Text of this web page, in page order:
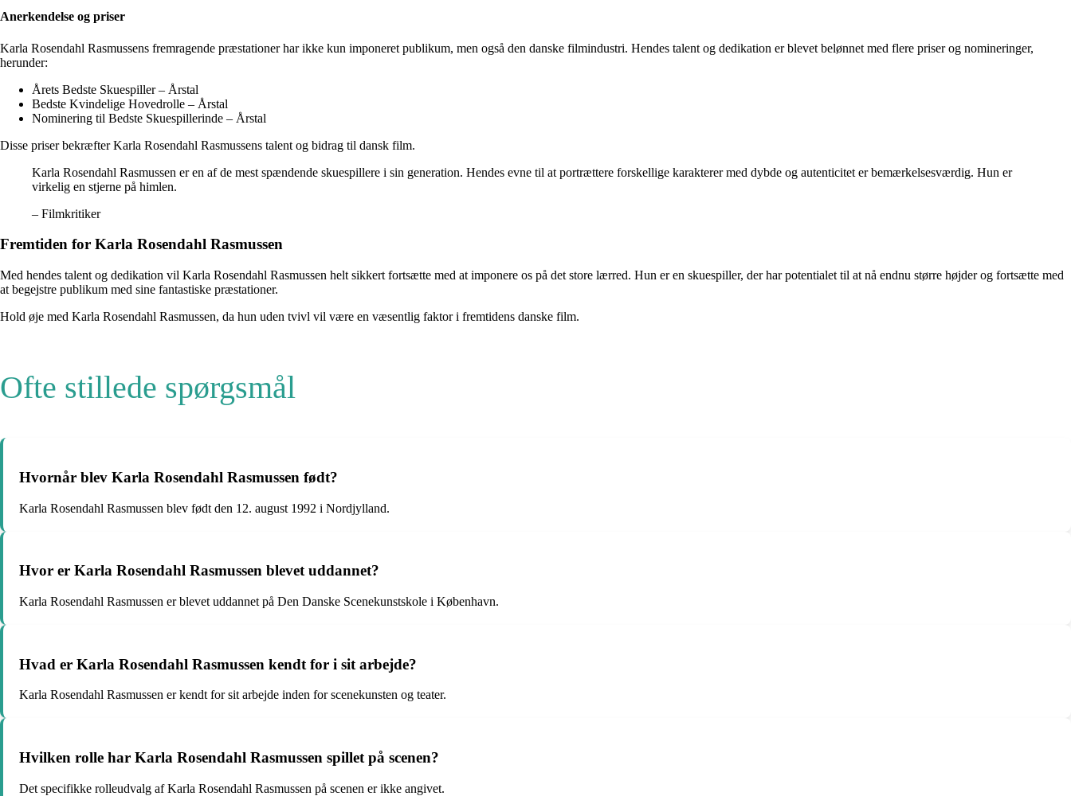
Anerkendelse og priser
Karla Rosendahl Rasmussens fremragende præstationer har ikke kun imponeret publikum, men også den danske filmindustri. Hendes talent og dedikation er blevet belønnet med flere priser og nomineringer,
herunder:
Årets Bedste Skuespiller – Årstal
Bedste Kvindelige Hovedrolle – Årstal
Nominering til Bedste Skuespillerinde – Årstal
Disse priser bekræfter Karla Rosendahl Rasmussens talent og bidrag til dansk film.
Karla Rosendahl Rasmussen er en af de mest spændende skuespillere i sin generation. Hendes evne til at portrættere forskellige karakterer med dybde og autenticitet er bemærkelsesværdig. Hun er
virkelig en stjerne på himlen.
– Filmkritiker
Fremtiden for Karla Rosendahl Rasmussen
Med hendes talent og dedikation vil Karla Rosendahl Rasmussen helt sikkert fortsætte med at imponere os på det store lærred. Hun er en skuespiller, der har potentialet til at nå endnu større højder og fortsætte med
at begejstre publikum med sine fantastiske præstationer.
Hold øje med Karla Rosendahl Rasmussen, da hun uden tvivl vil være en væsentlig faktor i fremtidens danske film.
Ofte stillede spørgsmål
Hvornår blev Karla Rosendahl Rasmussen født?
Karla Rosendahl Rasmussen blev født den 12. august 1992 i Nordjylland.
Hvor er Karla Rosendahl Rasmussen blevet uddannet?
Karla Rosendahl Rasmussen er blevet uddannet på Den Danske Scenekunstskole i København.
Hvad er Karla Rosendahl Rasmussen kendt for i sit arbejde?
Karla Rosendahl Rasmussen er kendt for sit arbejde inden for scenekunsten og teater.
Hvilken rolle har Karla Rosendahl Rasmussen spillet på scenen?
Det specifikke rolleudvalg af Karla Rosendahl Rasmussen på scenen er ikke angivet.